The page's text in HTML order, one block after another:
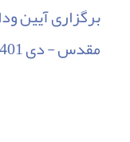
برگزاری آیین
مقدس - دی 1401